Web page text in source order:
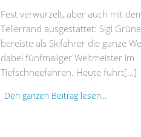
Fest verwurzelt, aber auch mit
Tellerrand ausgestattet: Sigi
bereiste als Skifahrer die ganze
dabei fünfmaliger Weltmeister im
Tiefschneefahren. Heute führt[…]
Den ganzen Beitrag lesen...